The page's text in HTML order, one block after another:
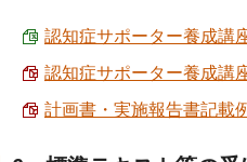
認知症サポーター養成講
認知症サポーター養成講
計画書・実施報告書記載